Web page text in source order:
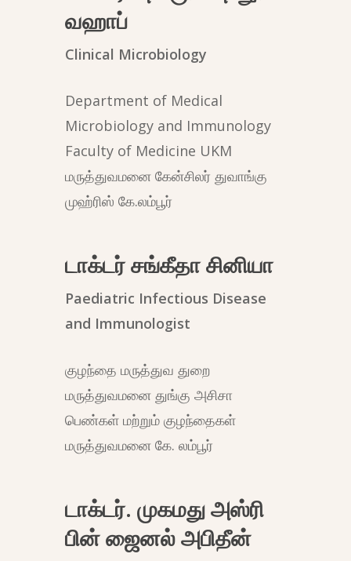
வஹாப்
Clinical Microbiology
Department of Medical
Microbiology and Immunology
Faculty of Medicine UKM
மருத்துவமனை கேன்சிலர் துவாங்கு
முஹ்ரிஸ் கே.லம்பூர்
டாக்டர் சங்கீதா சினியா
Paediatric Infectious Disease
and Immunologist
குழந்தை மருத்துவ துறை
மருத்துவமனை துங்கு அசிசா
பெண்கள் மற்றும் குழந்தைகள்
மருத்துவமனை கே. லம்பூர்
டாக்டர். முகமது அஸ்ரி
பின் ஜைனல் அபிதீன்